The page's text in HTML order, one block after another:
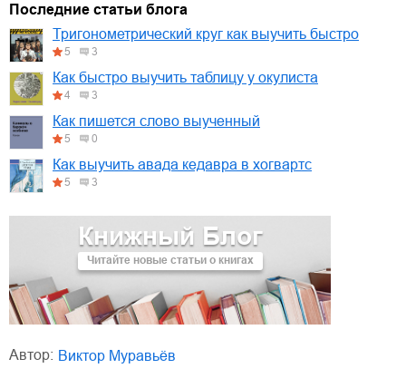
02.mp3
03.mp3
Книжный Блог
Читайте новые статьи о книгах
Последние статьи блога
Тригонометрический круг как выучить быстро
5 3
Как быстро выучить таблицу у окулиста
4 3
Как пишется слово выученный
5 0
Как выучить авада кедавра в хогвартс
5 3
Автор:
Виктор Муравьёв